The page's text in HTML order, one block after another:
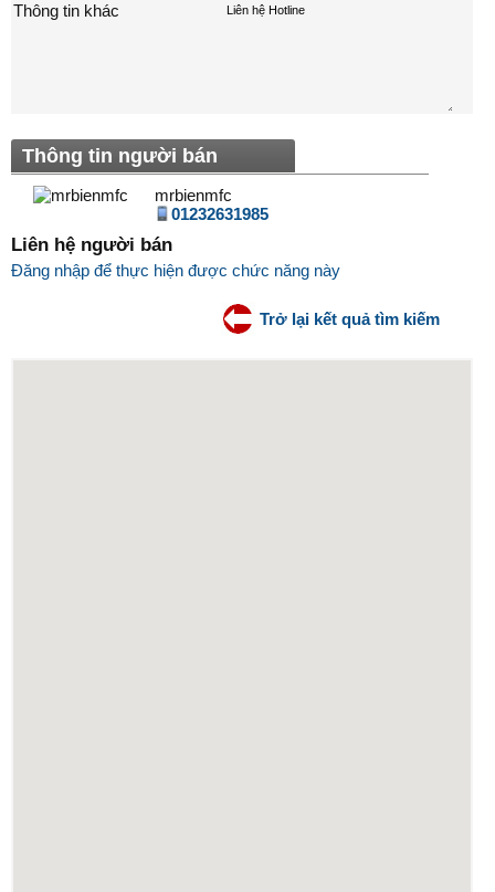
Thông tin khác
Thông tin người bán
mrbienmfc
01232631985
Liên hệ người bán
Đăng nhập để thực hiện được chức năng này
Trở lại kết quả tìm kiếm